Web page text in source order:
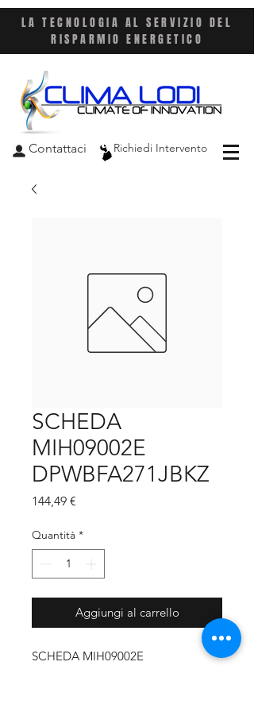
LA TECNOLOGIA AL SERVIZIO DEL
RISPARMIO ENERGETICO
Richiedi Intervento
Contattaci
SCHEDA
MIH09002E
DPWBFA271JBKZ
144,49 €
Quantità *
Aggiungi al carrello
SCHEDA MIH09002E